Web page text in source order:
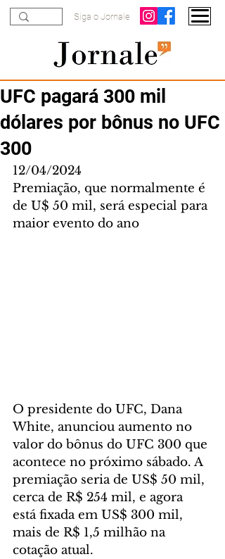
Siga o Jornale
UFC pagará 300 mil
dólares por bônus no UFC
300
12/04/2024
Premiação, que normalmente é
de U$ 50 mil, será especial para
maior evento do ano
O presidente do UFC, Dana
White, anunciou aumento no
valor do bônus do UFC 300 que
acontece no próximo sábado. A
premiação seria de US$ 50 mil,
cerca de R$ 254 mil, e agora
está fixada em US$ 300 mil,
mais de R$ 1,5 milhão na
cotação atual.